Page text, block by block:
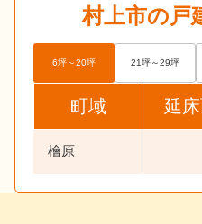
村上市の戸
6坪～20坪 21坪～29坪
町域 延
檜原